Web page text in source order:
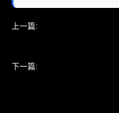
上一篇:
下一篇: